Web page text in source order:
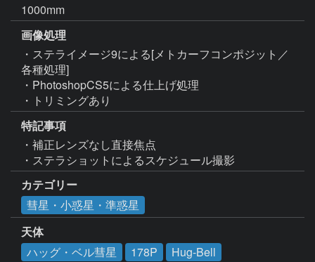
1000mm
画像処理
・ステライメージ9による[メトカーフコンポジット／
各種処理]
・PhotoshopCS5による仕上げ処理
・トリミングあり
特記事項
・補正レンズなし直接焦点
・ステラショットによるスケジュール撮影
カテゴリー
彗星・小惑星・準惑星
天体
ハッグ・ベル彗星
178P Hug-Bell